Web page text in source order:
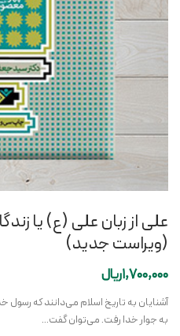
علی از زبان علی (ع) یا
(ویراست جدید)
1,700,000ریال
آشنایان به تاریخ اسلام می‌دانند که
به جوار خدا رفت. می‌توان گفت…